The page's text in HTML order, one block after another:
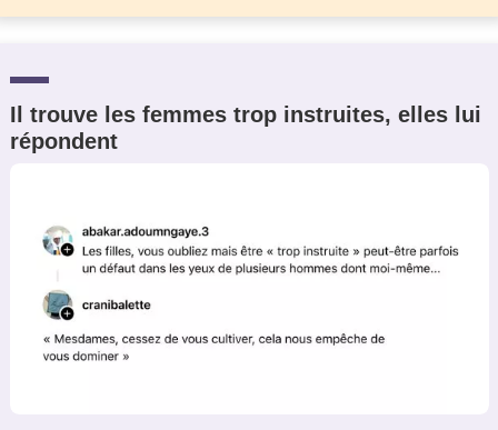
Il trouve les femmes trop instruites, elles lui
répondent